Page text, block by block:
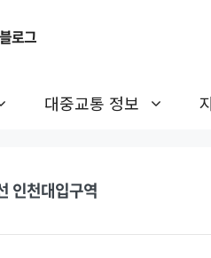
로그
대중교통 정보
인천대입구역